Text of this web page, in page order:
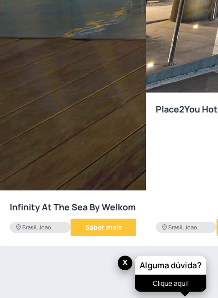
Infinity At The Sea By Welkom
Brasil, Joao
Saber mais
Place2You
Brasil, Joao
Alguma dúvida?
Clique aqui!
x